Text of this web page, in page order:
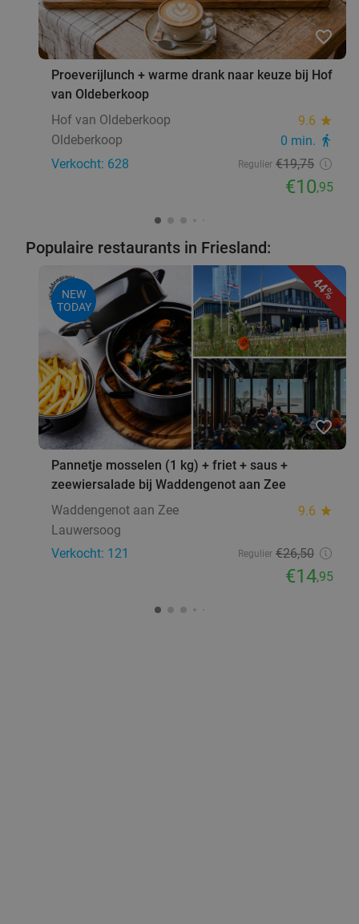
favorite_border
Proeverijlunch + warme drank naar keuze bij Hof
van Oldeberkoop
Hof van Oldeberkoop
9.6 star
Oldeberkoop 0 min. directions_walk
Verkocht: 628 Regulier €19,75
€10,95
Populaire restaurants in Friesland:
44%
NEW
TODAY
favorite_border
Pannetje mosselen (1 kg) + friet + saus +
zeewiersalade bij Waddengenot aan Zee
Waddengenot aan Zee
9.6 star
Lauwersoog
Verkocht: 121
Regulier €26,50
€14,95